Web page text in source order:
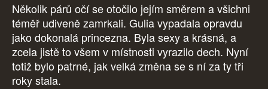
Několik párů očí se otočilo jejím směrem a všichni
téměř udiveně zamrkali. Gulia vypadala opravdu
jako dokonalá princezna. Byla sexy a krásná, a
zcela jistě to všem v místnosti vyrazilo dech. Nyní
totiž bylo patrné, jak velká změna se s ní za ty tři
roky stala.